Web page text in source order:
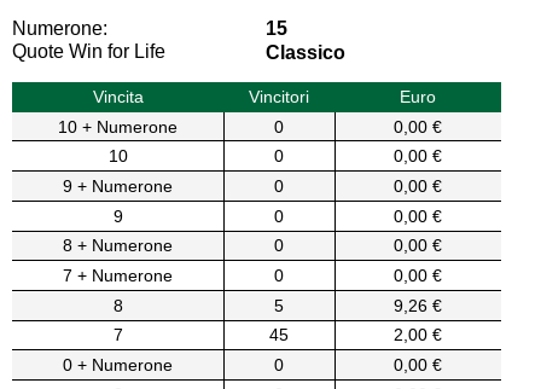
Numerone:
15
Quote Win for Life
Classico
Vincita Vincitori
Euro
10 + Numerone
0
0,00 €
10
0
0,00 €
9 + Numerone
0
0,00 €
9
0
0,00 €
8 + Numerone
0
0,00 €
7 + Numerone
0
0,00 €
8
5
9,26 €
7
45
2,00 €
0 + Numerone
0
0,00 €